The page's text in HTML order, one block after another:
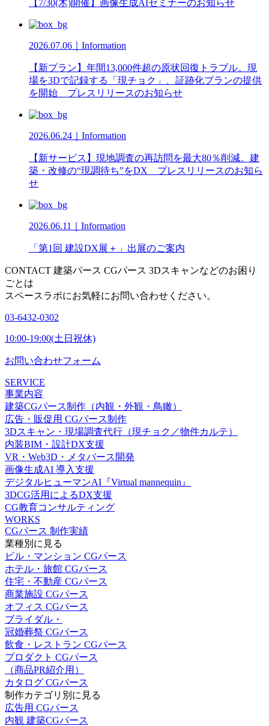
【7/30(木)開催】画像生成AIセミナーのお知らせ
2026.07.06｜Information
【新プラン】年間13,000件超の原状回復トラブル。現
場を3Dで記録する「現チョク」、証跡化プランの提供
を開始 プレスリリースのお知らせ
2026.06.24｜Information
【新サービス】現地調査の再訪問を最大80％削減。建
築・改修の“現調待ち”をDX プレスリリースのお知ら
せ
2026.06.11｜Information
「第1回 建設DX展＋」出展のご案内
CONTACT 建築パース CGパース 3Dスキャンなどのお困り
ごとは
スペースラボにお気軽にお問い合わせください。
03-6432-0302
10:00-19:00(土日祝休)
お問い合わせフォーム
SERVICE
事業内容
建築CGパース制作（内観・外観・鳥瞰）
広告・販促用 CGパース制作
3Dスキャン・現場調査代行（現チョク／物件カルテ）
内装BIM・設計DX支援
VR・Web3D・メタバース開発
画像生成AI 導入支援
デジタルヒューマンAI『Virtual mannequin』
3DCG活用によるDX支援
CG教育コンサルティング
WORKS
CGパース 制作実績
業種別に見る
ビル・マンション CGパース
ホテル・旅館 CGパース
住宅・不動産 CGパース
商業施設 CGパース
オフィス CGパース
ブライダル・
冠婚葬祭 CGパース
飲食・レストラン CGパース
プロダクト CGパース
（商品PR紹介用）
カタログ CGパース
制作カテゴリ別に見る
広告用 CGパース
内観 建築CGパース